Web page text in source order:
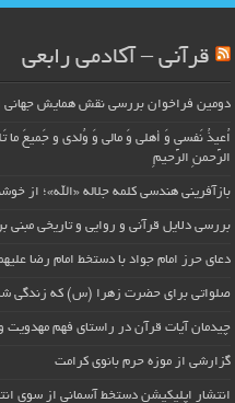
قرآنی – آکادمی رابعی
دومین فراخوان بررسی نقش همایش جهانی
اُعیذُ نَفسی وَ أهلی وَ مالی وَ وُلدی و جَمیعَ ما
الرَّحمنِ الرَّحیمِ
بازآفرینی هندسی کلمه جلاله «الله»؛ از
بررسی دلایل قرآنی و روایی و تاریخی
دعای حرز امام جواد با دستخط امام رضا
صلواتی برای حضرت زهرا (س) که زندگی
چیدمان آیات قرآن در راستای فهم مهدویت
گزارشی از موزه حرم بانوی کرامت
انتشار اپلیکیشن دستخط آسمانی از سوی